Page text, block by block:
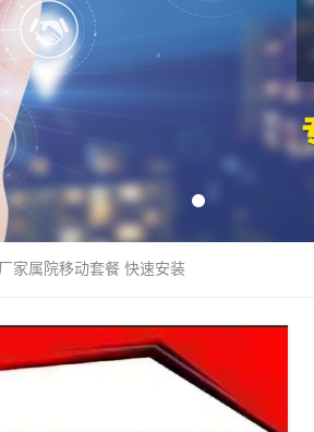
家属院移动套餐 快速安装